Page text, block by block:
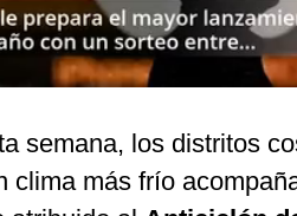
semana, los distritos
clima más frío